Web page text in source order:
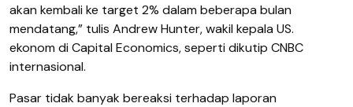
akan kembali ke target 2% dalam beberapa bulan
mendatang,” tulis Andrew Hunter, wakil kepala US.
ekonom di Capital Economics, seperti dikutip CNBC
internasional.
Pasar tidak banyak bereaksi terhadap laporan